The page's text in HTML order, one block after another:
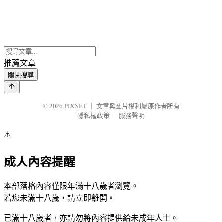
推薦文章
關閉搜尋
© 2026 PIXNET
文章與圖片權利屬原作者所有
隱私權政策
服務聲明
⚠️
成人內容提醒
本部落格內容僅限年滿十八歲者瀏覽。
若您未滿十八歲，請立即離開。
已滿十八歲者，亦請勿將內容提供給未成年人士。